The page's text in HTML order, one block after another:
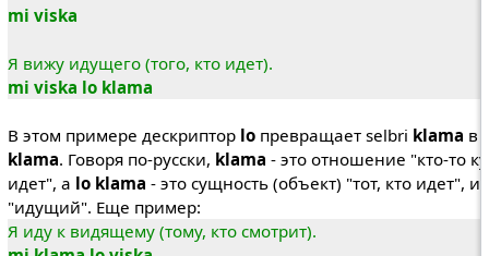
mi viska
Я вижу идущего (того, кто идет).
mi viska lo klama
В этом примере дескриптор loпревращает selbri klama в
klama. Говоря по-русски, klama - это отношение "кто-то
идет", а lo klama - это сущность (объект) "тот, кто идет",
"идущий". Еще пример:
Я иду к видящему (тому, кто смотрит).